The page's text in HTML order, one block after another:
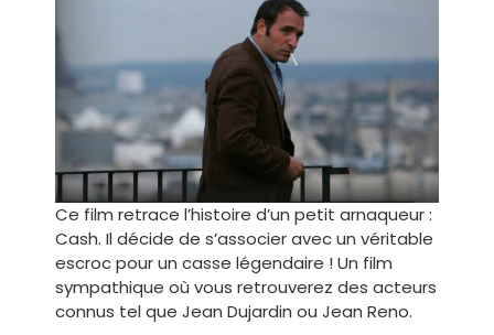
Ce film retrace l’histoire d’un petit arnaqueur :
Cash. Il décide de s’associer avec un véritable
escroc pour un casse légendaire ! Un film
sympathique où vous retrouverez des acteurs
connus tel que Jean Dujardin ou Jean Reno.